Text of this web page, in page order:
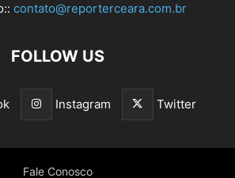
contato@reporterceara.com.br
FOLLOW US
Instagram Twitter
Fale Conosco